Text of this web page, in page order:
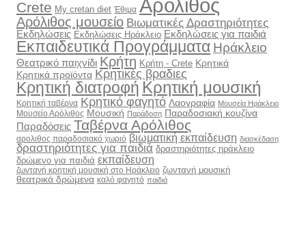
Crete My cretan diet Έθιμα Αρόλιθος
Αρόλιθος μουσείο Βιωματικές Δραστηριότητες
Εκδηλώσεις Εκδηλώσεις Ηράκλειο Εκδηλώσεις για παιδιά
Εκπαιδευτικά Προγράμματα Ηράκλειο
Θεατρικό παιχνίδι Κρήτη Κρήτη - Crete Κρητικά
Κρητικά προϊόντα Κρητικές βραδιες
Κρητική διατροφή Κρητική μουσική
Κρητική ταβέρνα Κρητικό φαγητό Λαογραφία Μουσεία Ηράκλειο
Μουσείο Αρόλιθος Μουσική Παράδοση Παραδοσιακή κουζίνα
Παραδόσεις Ταβέρνα Αρόλιθος
αρολιθος παραδοσιακό χωριό βιωματική εκπαίδευση διασκέδαση
δραστηριότητες για παιδιά δραστηριότητες ηράκλειο
δρώμενο για παιδιά εκπαίδευση
ζωντανή κρητική μουσική στο Ηράκλειο ζωντανή μουσική
θεατρικά δρώμενα καλό φαγητό παιδιά